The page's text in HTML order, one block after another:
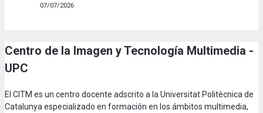
07/07/2026
Centro de la Imagen y Tecnología Multimedia -
UPC
El CITM es un centro docente adscrito a la Universitat Politècnica de
Catalunya especializado en formación en los ámbitos multimedia,